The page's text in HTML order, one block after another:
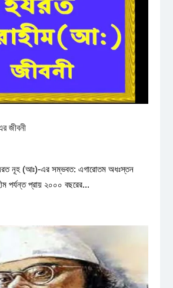
জীবনী
নূহ (আঃ)-এর সম্ভবত: এগারোতম অধঃস্তন
পর্যন্ত প্রায় ২০০০ বছরের...